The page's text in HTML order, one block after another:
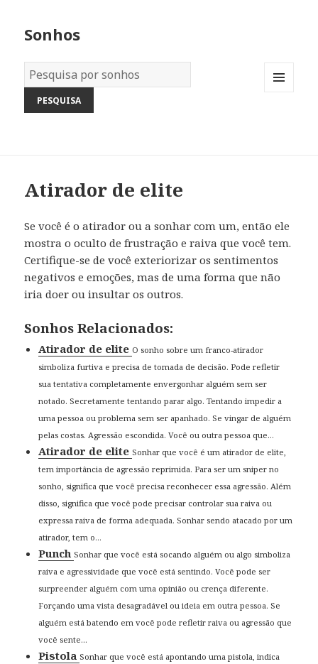
Sonhos
Dicionário
dos
Sonhos:
Atirador de elite
Se você é o atirador ou a sonhar com um, então ele
mostra o oculto de frustração e raiva que você tem.
Certifique-se de você exteriorizar os sentimentos
negativos e emoções, mas de uma forma que não
iria doer ou insultar os outros.
Sonhos Relacionados:
Atirador de elite O sonho sobre um franco-atirador
simboliza furtiva e precisa de tomada de decisão. Pode refletir
sua tentativa completamente envergonhar alguém sem ser
notado. Secretamente tentando parar algo. Tentando impedir a
uma pessoa ou problema sem ser apanhado. Se vingar de alguém
pelas costas. Agressão escondida. Você ou outra pessoa que...
Atirador de eliteSonhar que você é um atirador de elite,
tem importância de agressão reprimida. Para ser um sniper no
sonho, significa que você precisa reconhecer essa agressão. Além
disso, significa que você pode precisar controlar sua raiva ou
expressa raiva de forma adequada. Sonhar sendo atacado por um
atirador, tem o...
PunchSonhar que você está socando alguém ou algo simboliza
raiva e agressividade que você está sentindo. Você pode ser
surpreender alguém com uma opinião ou crença diferente.
Forçando uma vista desagradável ou ideia em outra pessoa. Se
alguém está batendo em você pode refletir raiva ou agressão que
você sente...
PistolaSonhar que você está apontando uma pistola, indica